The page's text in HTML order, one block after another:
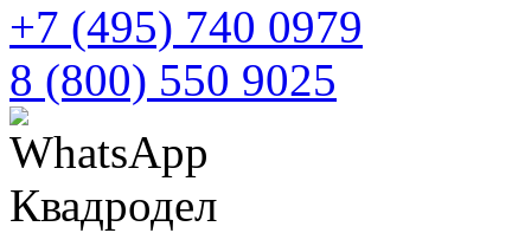
+7 (495) 740 0979
8 (800) 550 9025